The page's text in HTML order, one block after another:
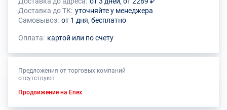
Доставка до ТК: уточняйте у менеджера
Самовывоз: от 1 дня, бесплатно
Оплата: картой или по счету
Предложения от торговых компаний
отсутствуют
Продвижение на Enex